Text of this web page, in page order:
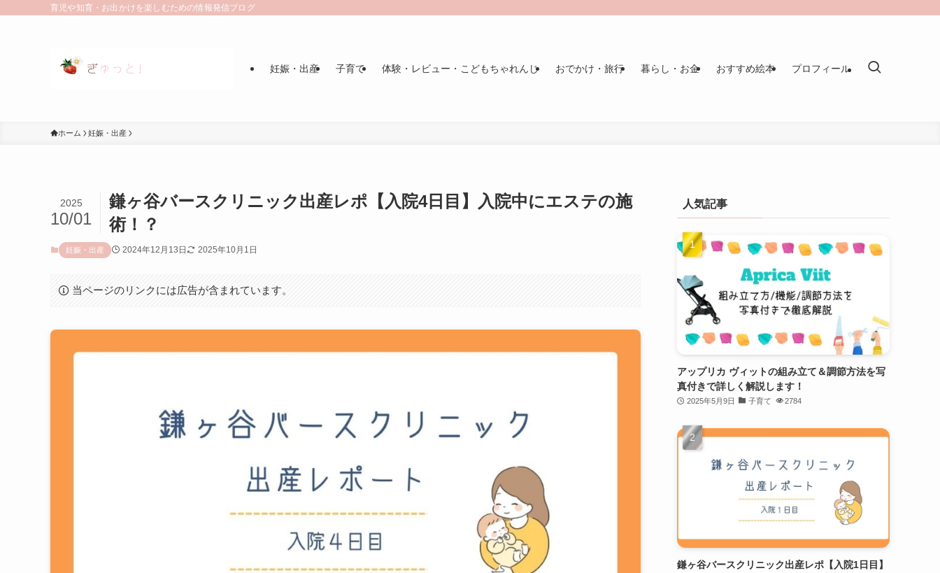
育児や知育・お出かけを楽しむための情報発信ブログ
妊娠・出産 子育て 体験・レビュー・こどもちゃれんじ おでかけ・旅行 暮らし・お金 おすすめ絵本 プロフィール
ホーム 妊娠・出産
鎌ヶ谷バースクリニック出産レポ【入院4日目】入院中にエステの施
術！？
2025
10/01
妊娠・出産 2024年12月13日 2025年10月1日
当ページのリンクには広告が含まれています。
人気記事
アップリカ ヴィットの組み立て＆調節方法を写
真付きで詳しく解説します！
2025年5月9日 子育て 2784
鎌ヶ谷バースクリニック出産レポ【入院1日目】